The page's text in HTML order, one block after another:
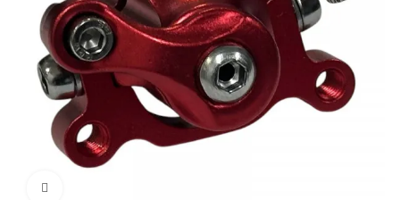
Подножки
Зарядные устройства
Перекладины
Тормозная система и комплектующее
Вилки
Основы руля